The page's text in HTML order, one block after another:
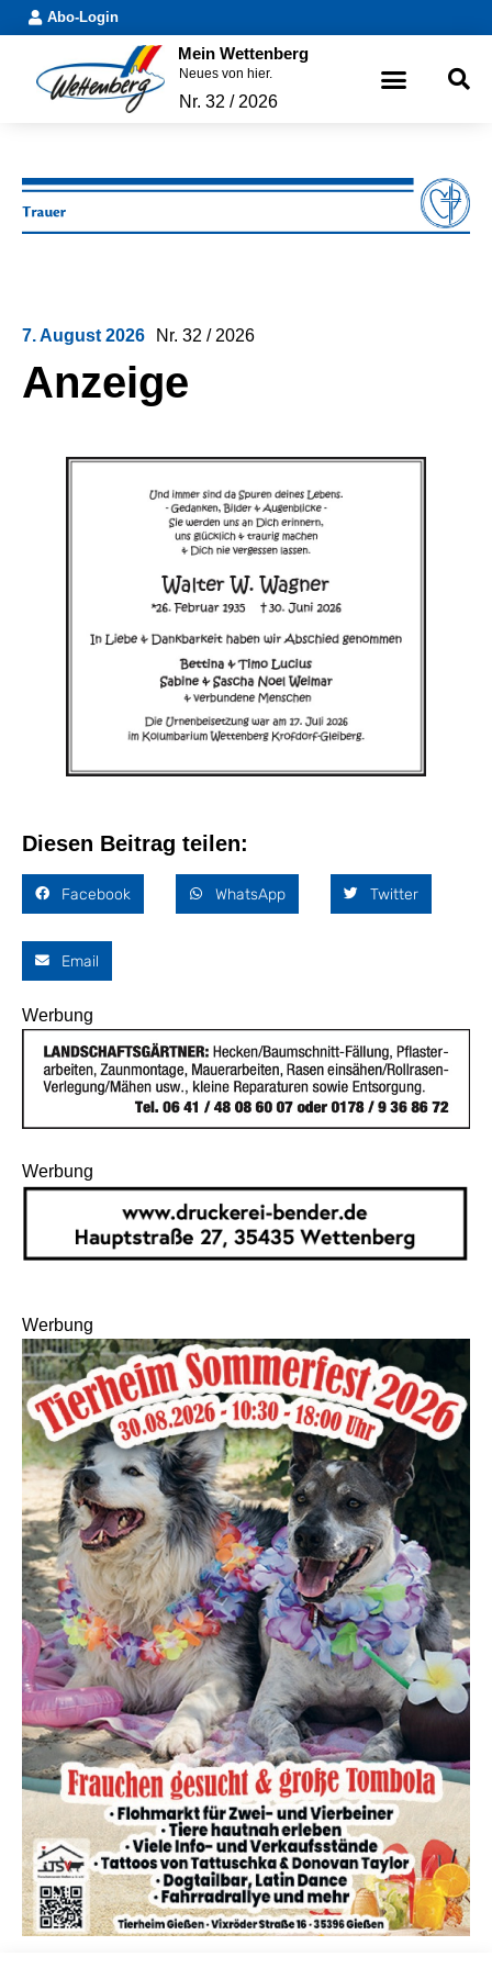
Abo-Login
Mein Wettenberg
Neues von hier.
Nr. 32 / 2026
7. August 2026 Nr. 32 / 2026
Anzeige
Diesen Beitrag teilen:
Facebook WhatsApp Twitter
Email
Werbung
Werbung
Werbung